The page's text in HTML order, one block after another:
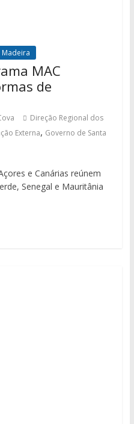
Madeira
MAC
de
Direção Regional dos
Externa, Governo de Santa
e Canárias reúnem
Senegal e Mauritânia